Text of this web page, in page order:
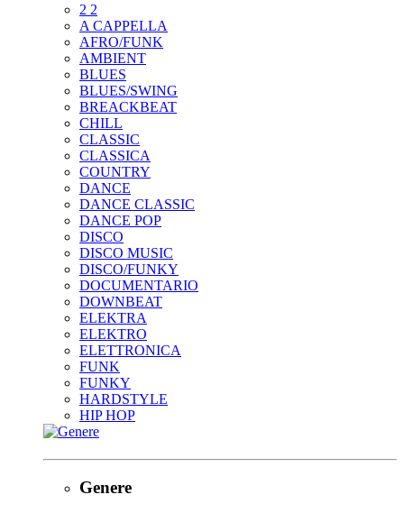
2 2
A CAPPELLA
AFRO/FUNK
AMBIENT
BLUES
BLUES/SWING
BREACKBEAT
CHILL
CLASSIC
CLASSICA
COUNTRY
DANCE
DANCE CLASSIC
DANCE POP
DISCO
DISCO MUSIC
DISCO/FUNKY
DOCUMENTARIO
DOWNBEAT
ELEKTRA
ELEKTRO
ELETTRONICA
FUNK
FUNKY
HARDSTYLE
HIP HOP
Genere